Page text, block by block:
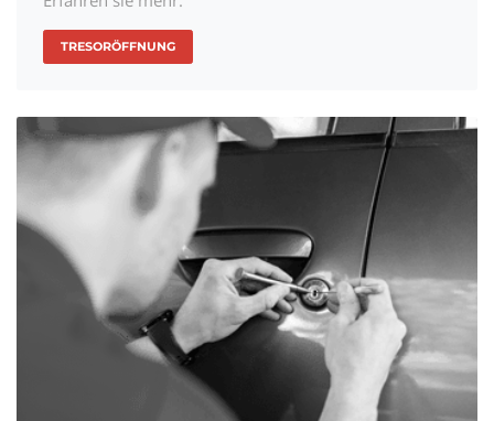
TRESORÖFFNUNG